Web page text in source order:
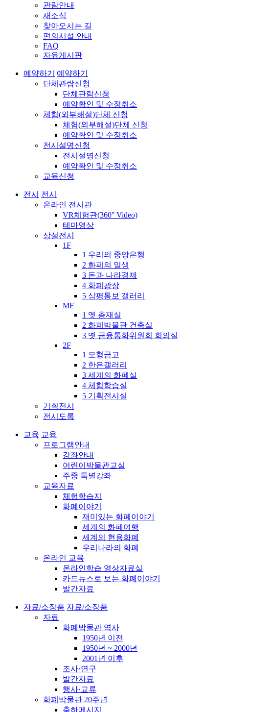
관람안내
새소식
찾아오시는 길
편의시설 안내
FAQ
자유게시판
예약하기
예약하기
단체관람신청
단체관람신청
예약확인 및 수정취소
체험(외부해설)단체 신청
체험(외부해설)단체 신청
예약확인 및 수정취소
전시설명신청
전시설명신청
예약확인 및 수정취소
교육신청
전시
전시
온라인 전시관
VR체험관(360° Video)
테마영상
상설전시
1F
1 우리의 중앙은행
2 화폐의 일생
3 돈과 나라경제
4 화폐광장
5 상평통보 갤러리
MF
1 옛 총재실
2 화폐박물관 건축실
3 옛 금융통화위원회 회의실
2F
1 모형금고
2 한은갤러리
3 세계의 화폐실
4 체험학습실
5 기획전시실
기획전시
전시도록
교육 교육
프로그램안내
강좌안내
어린이박물관교실
주중 특별강좌
교육자료
체험학습지
화폐이야기
재미있는 화폐이야기
세계의 화폐여행
세계의 현용화폐
우리나라의 화폐
온라인 교육
온라인학습 영상자료실
카드뉴스로 보는 화폐이야기
발간자료
자료/소장품 자료/소장품
자료
화폐박물관 역사
1950년 이전
1950년 ~ 2000년
2001년 이후
조사·연구
발간자료
행사·교류
화폐박물관 20주년
축하메시지